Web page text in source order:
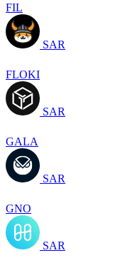
FIL
SAR
FLOKI
SAR
GALA
SAR
GNO
SAR